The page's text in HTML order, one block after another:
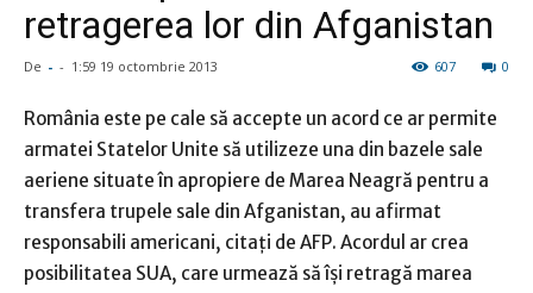
retragerea lor din Afganistan
De - - 1:59 19 octombrie 2013 0
607
România este pe cale să accepte un acord ce ar permite
armatei Statelor Unite să utilizeze una din bazele sale
aeriene situate în apropiere de Marea Neagră pentru a
transfera trupele sale din Afganistan, au afirmat
responsabili americani, citaţi de AFP. Acordul ar crea
posibilitatea SUA, care urmează să îşi retragă marea